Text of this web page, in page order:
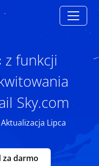
z funkcji
Sky.com
Lipca
za darmo